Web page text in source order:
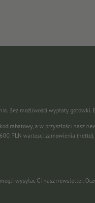
Bez możliwości wypłaty
a w przyszłości nasz
PLN wartości zamówienia
wysyłać Ci nasz newsletter.